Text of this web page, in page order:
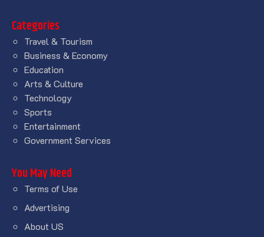
Categories
Travel & Tourism
Business & Economy
Education
Arts & Culture
Technology
Sports
Entertainment
Government Services
You May Need
Terms of Use
Advertising
About US